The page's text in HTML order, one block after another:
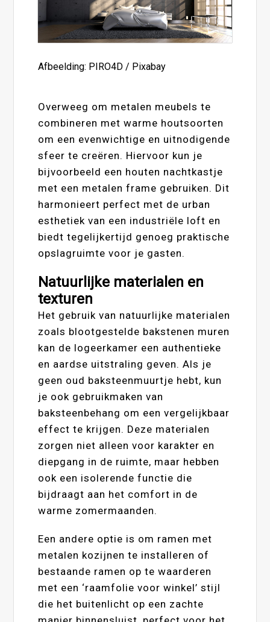
Afbeelding: PIRO4D / Pixabay
Overweeg om metalen meubels te
combineren met warme houtsoorten
om een evenwichtige en uitnodigende
sfeer te creëren. Hiervoor kun je
bijvoorbeeld een houten nachtkastje
met een metalen frame gebruiken. Dit
harmonieert perfect met de urban
esthetiek van een industriële loft en
biedt tegelijkertijd genoeg praktische
opslagruimte voor je gasten.
Natuurlijke materialen en
texturen
Het gebruik van natuurlijke materialen
zoals blootgestelde bakstenen muren
kan de logeerkamer een authentieke
en aardse uitstraling geven. Als je
geen oud baksteenmuurtje hebt, kun
je ook gebruikmaken van
baksteenbehang om een vergelijkbaar
effect te krijgen. Deze materialen
zorgen niet alleen voor karakter en
diepgang in de ruimte, maar hebben
ook een isolerende functie die
bijdraagt aan het comfort in de
warme zomermaanden.
Een andere optie is om ramen met
metalen kozijnen te installeren of
bestaande ramen op te waarderen
met een ‘raamfolie voor winkel’ stijl
die het buitenlicht op een zachte